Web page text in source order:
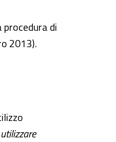
procedura di
2013).